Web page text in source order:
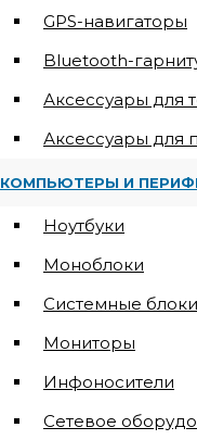
GPS-навигаторы
Bluetooth-
Аксессуары для
Аксессуары для
КОМПЬЮТЕРЫ И
Ноутбуки
Моноблоки
Системные блоки
Мониторы
Инфоносители
Сетевое